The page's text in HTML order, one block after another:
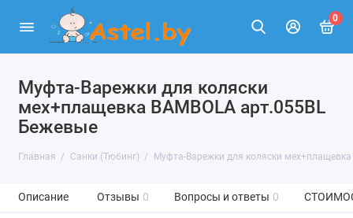
0
Муфта-Варежки для коляски
мех+плащевка BAMBOLA арт.055BL
Бежевые
Главная Санки (Тюбинг) Муфта-Варежки для коляски мех+плащевка
Описание Отзывы 0 Вопросы и ответы 0